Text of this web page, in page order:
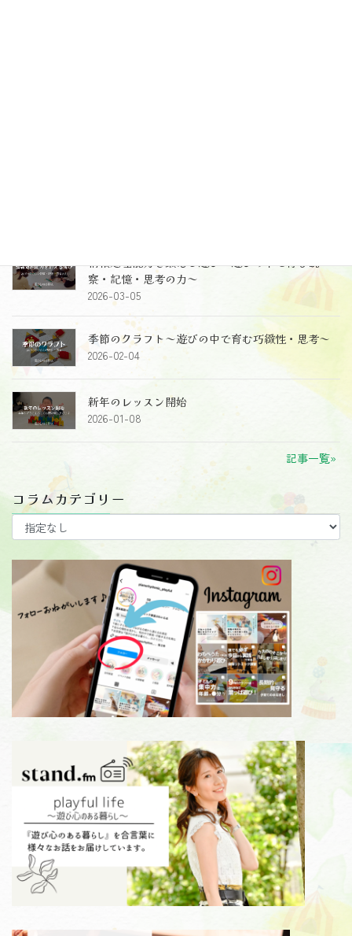
情報処理能力を鍛える遊び～遊びの中で育む観
察・記憶・思考の力～
2026-03-05
季節のクラフト～遊びの中で育む巧緻性・思考～
2026-02-04
新年のレッスン開始
2026-01-08
記事一覧»
コラムカテゴリー